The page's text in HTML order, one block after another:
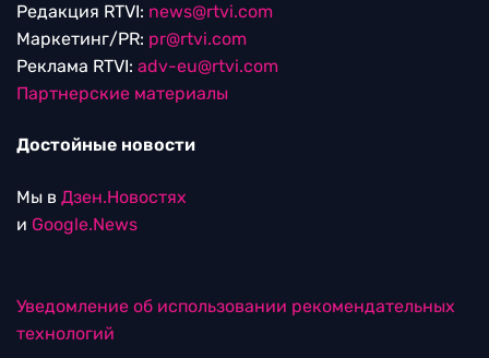
Редакция RTVI: news@rtvi.com
Маркетинг/PR: pr@rtvi.com
Реклама RTVI: adv-eu@rtvi.com
Партнерские материалы
Достойные новости
Мы в Дзен.Новостях
и Google.News
Уведомление об использовании рекомендательных
технологий